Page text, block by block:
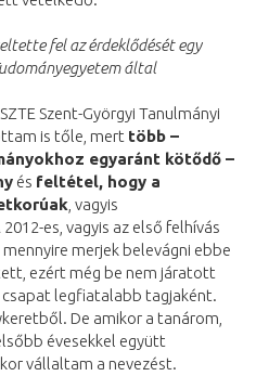
fel az érdeklődését egy
által
Szent-Györgyi Tanulmányi
is tőle, mert több –
egyaránt kötődő –
és feltétel, hogy a
, vagyis
2012-es, vagyis az első felhívás
merjek belevágni ebbe
ezért még be nem járatott
legfiatalabb tagjaként.
De amikor a tanárom,
évesekkel együtt
vállaltam a nevezést.